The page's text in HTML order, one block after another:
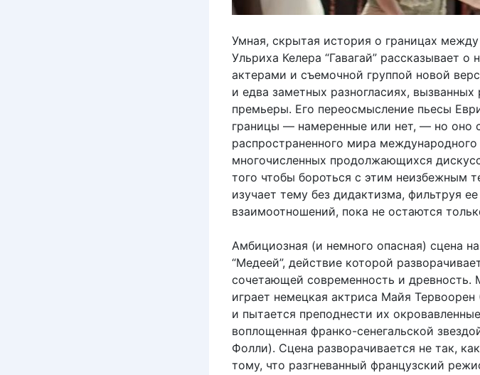
Умная, скрытая история о границах
Ульриха Келера “Гавагай” рассказывает
актерами и съемочной группой новой
и едва заметных разногласиях,
премьеры. Его переосмысление пьесы
границы — намеренные или нет, — но оно
распространенного мира международного
многочисленных продолжающихся
того чтобы бороться с этим неизбежным
изучает тему без дидактизма, фильтруя
взаимоотношений, пока не остаются
Амбициозная (и немного опасная) сцена
“Медеей”, действие которой
сочетающей современность и древность.
играет немецкая актриса Майя
и пытается преподнести их
воплощенная франко-сенегальской
Фолли). Сцена разворачивается не так,
тому, что разгневанный французский